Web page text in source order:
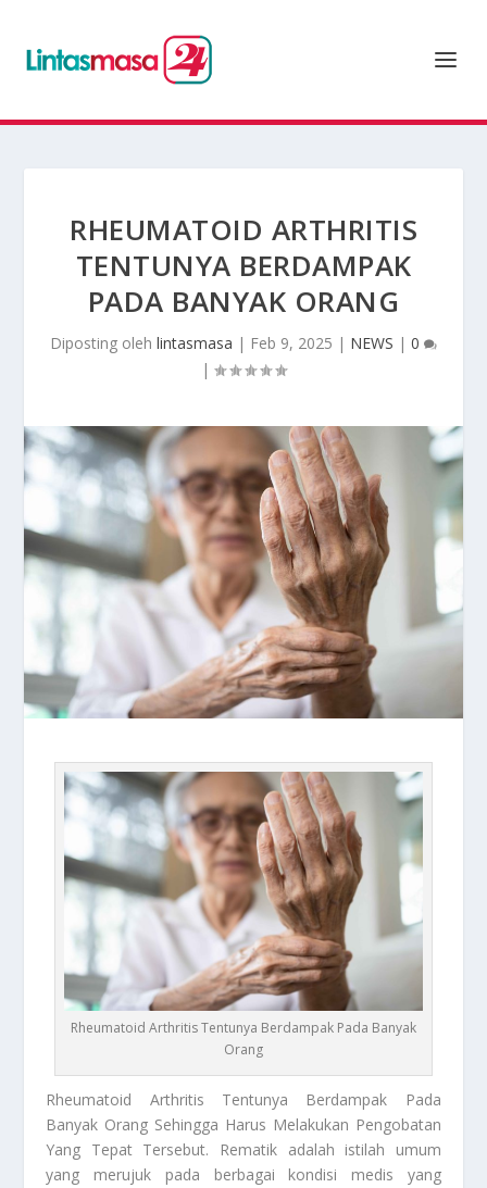
RHEUMATOID ARTHRITIS
TENTUNYA BERDAMPAK
PADA BANYAK ORANG
Diposting oleh lintasmasa | Feb 9, 2025 | NEWS | 0
|
Rheumatoid Arthritis Tentunya Berdampak Pada Banyak
Orang
Rheumatoid Arthritis Tentunya Berdampak Pada
Banyak Orang Sehingga Harus Melakukan Pengobatan
Yang Tepat Tersebut. Rematik adalah istilah umum
yang merujuk pada berbagai kondisi medis yang